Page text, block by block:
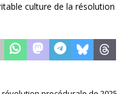
culture de la résolution